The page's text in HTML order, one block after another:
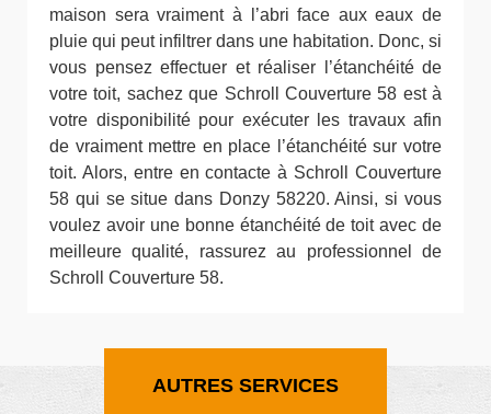
maison sera vraiment à l’abri face aux eaux de
pluie qui peut infiltrer dans une habitation. Donc, si
vous pensez effectuer et réaliser l’étanchéité de
votre toit, sachez que Schroll Couverture 58 est à
votre disponibilité pour exécuter les travaux afin
de vraiment mettre en place l’étanchéité sur votre
toit. Alors, entre en contacte à Schroll Couverture
58 qui se situe dans Donzy 58220. Ainsi, si vous
voulez avoir une bonne étanchéité de toit avec de
meilleure qualité, rassurez au professionnel de
Schroll Couverture 58.
AUTRES SERVICES